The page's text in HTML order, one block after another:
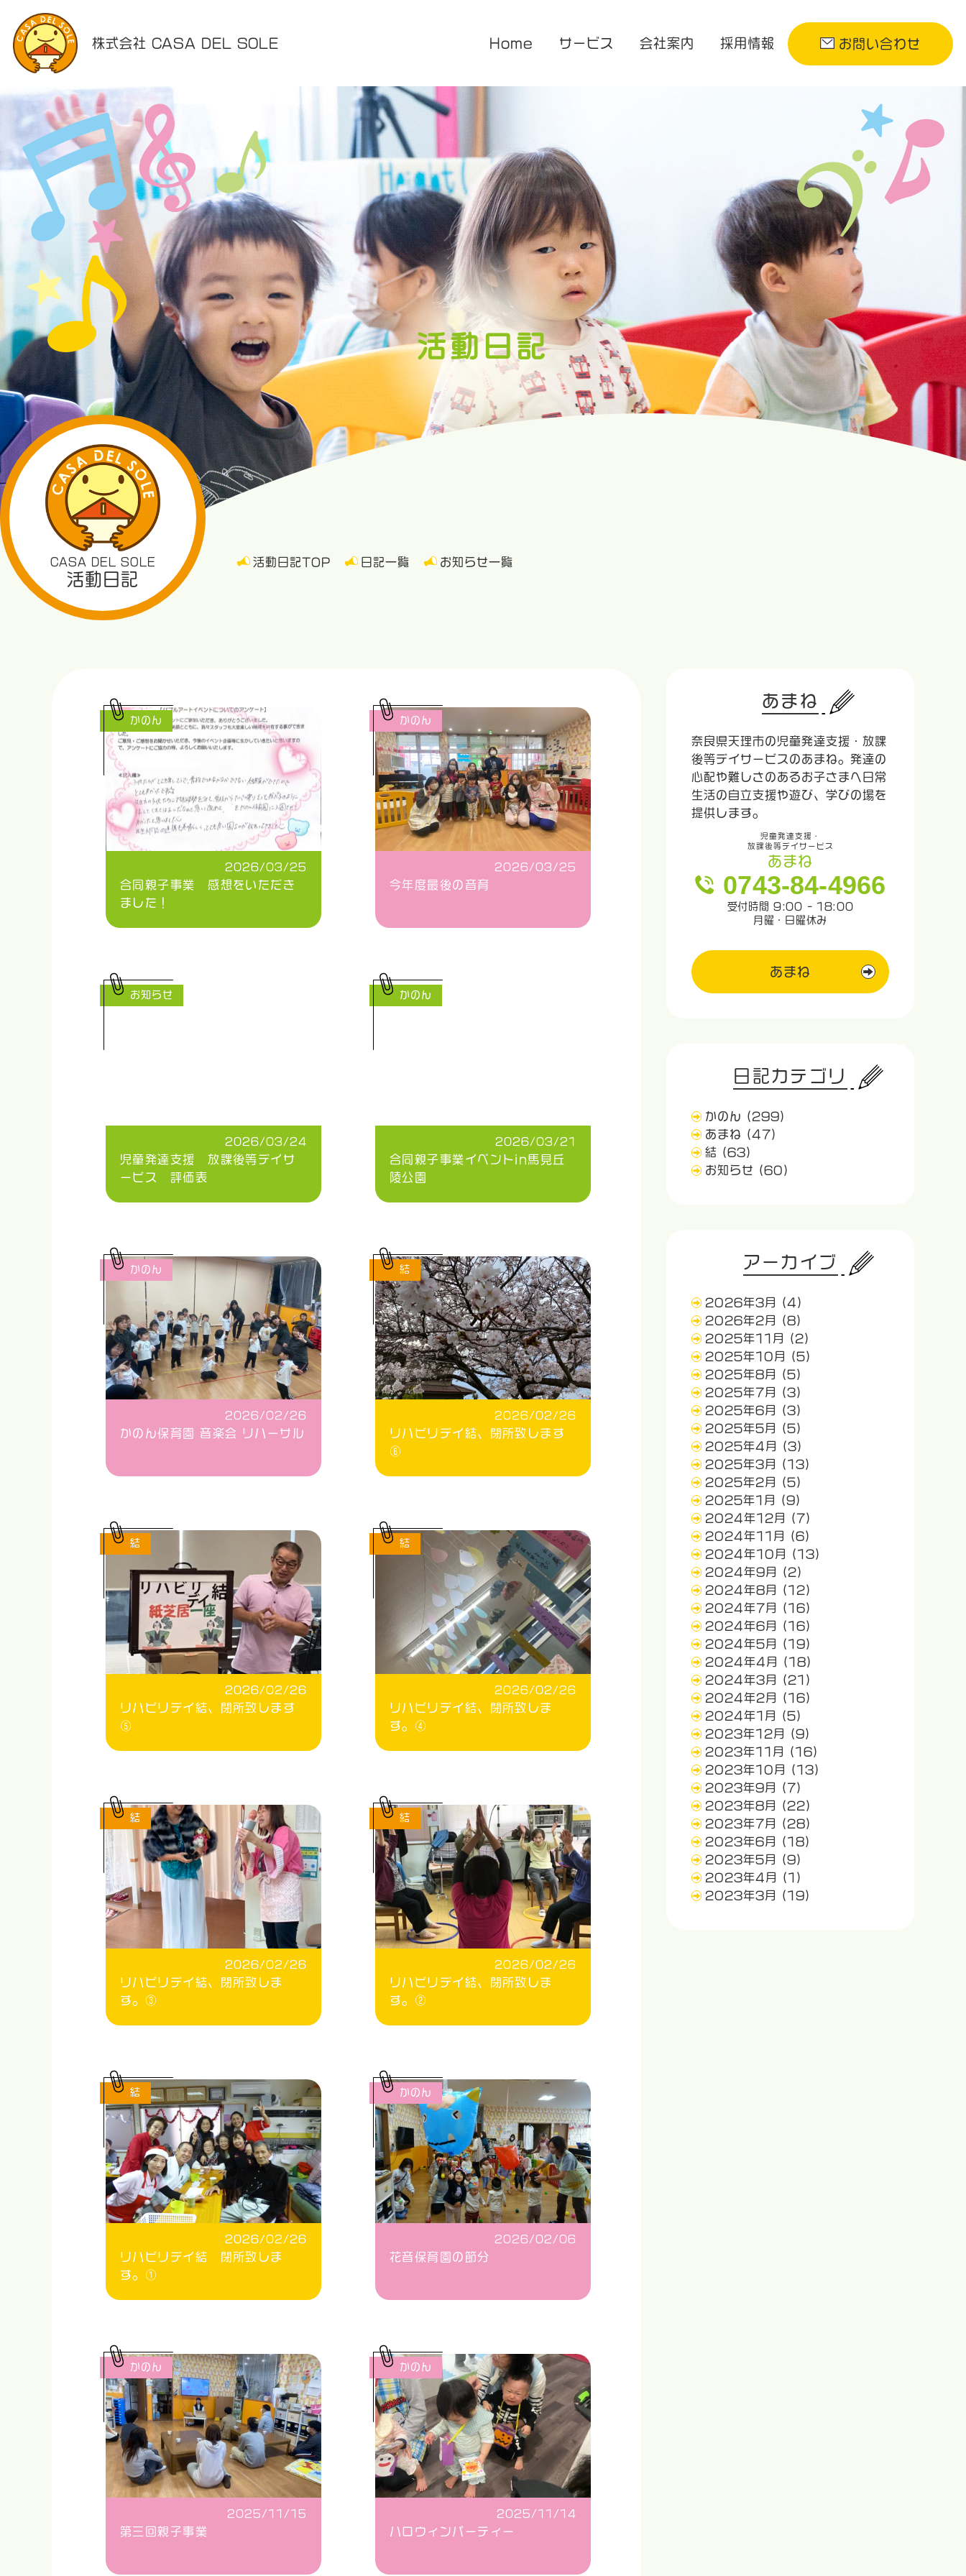
株式会社 CASA DEL SOLE Home サービス
企業主導型保育園
花音保育園
医療的ケア対応型児童発達支援
放課後等デイサービス
あまね
会社案内 採用情報 お問い合わせ
活動日記
CASA DEL SOLE
活動日記
活動日記TOP 日記一覧 お知らせ一覧
2026/03/25
合同親子事業 感想をいただき
ました！
かのん
2026/03/25
今年度最後の音育
かのん
2026/03/24
児童発達支援 放課後等デイサ
ービス 評価表
お知らせ
2026/03/21
合同親子事業イベントin馬見丘
陵公園
かのん
2026/02/26
かのん保育園 音楽会 リハーサル
かのん
2026/02/26
リハビリデイ結、閉所致します
⑥
結
2026/02/26
リハビリデイ結、閉所致します
⑤
結
2026/02/26
リハビリデイ結、閉所致しま
す。④
結
2026/02/26
リハビリデイ結、閉所致しま
す。③
結
2026/02/26
リハビリデイ結、閉所致しま
す。②
結
2026/02/26
リハビリデイ結 閉所致しま
す。①
結
2026/02/06
花音保育園の節分
かのん
2025/11/15
第三回親子事業
かのん
2025/11/14
ハロウィンパーティー
かのん
あまね
奈良県天理市の児童発達支援・放課
後等デイサービスのあまね。発達の
心配や難しさのあるお子さまへ日常
生活の自立支援や遊び、学びの場を
提供します。
児童発達支援・
放課後等デイサービス
あまね
0743-84-4966
受付時間 9:00 - 18:00
月曜・日曜休み
あまね
日記カテゴリ
かのん
(299)
あまね
(47)
結 (63)
お知らせ
(60)
アーカイブ
2026年3月
(4)
2026年2月
(8)
2025年11月
(2)
2025年10月
(5)
2025年8月
(5)
2025年7月
(3)
2025年6月
(3)
2025年5月
(5)
2025年4月
(3)
2025年3月
(13)
2025年2月
(5)
2025年1月
(9)
2024年12月
(7)
2024年11月
(6)
2024年10月
(13)
2024年9月
(2)
2024年8月
(12)
2024年7月
(16)
2024年6月
(16)
2024年5月
(19)
2024年4月
(18)
2024年3月
(21)
2024年2月
(16)
2024年1月
(5)
2023年12月
(9)
2023年11月
(16)
2023年10月
(13)
2023年9月
(7)
2023年8月
(22)
2023年7月
(28)
2023年6月
(18)
2023年5月
(9)
2023年4月
(1)
2023年3月
(19)